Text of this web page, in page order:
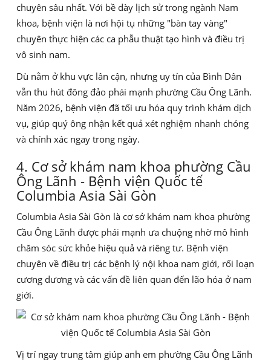
chuyên sâu nhất. Với bề dày lịch sử trong ngành Nam
khoa, bệnh viện là nơi hội tụ những "bàn tay vàng"
chuyên thực hiện các ca phẫu thuật tạo hình và điều trị
vô sinh nam.
Dù nằm ở khu vực lân cận, nhưng uy tín của Bình Dân
vẫn thu hút đông đảo phái mạnh phường Cầu Ông Lãnh.
Năm 2026, bệnh viện đã tối ưu hóa quy trình khám dịch
vụ, giúp quý ông nhận kết quả xét nghiệm nhanh chóng
và chính xác ngay trong ngày.
4. Cơ sở khám nam khoa phường Cầu
Ông Lãnh - Bệnh viện Quốc tế
Columbia Asia Sài Gòn
Columbia Asia Sài Gòn là cơ sở khám nam khoa phường
Cầu Ông Lãnh được phái mạnh ưa chuộng nhờ mô hình
chăm sóc sức khỏe hiệu quả và riêng tư. Bệnh viện
chuyên về điều trị các bệnh lý nội khoa nam giới, rối loạn
cương dương và các vấn đề liên quan đến lão hóa ở nam
giới.
Vị trí ngay trung tâm giúp anh em phường Cầu Ông Lãnh